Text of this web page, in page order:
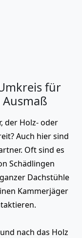
für
der Holz- oder
Auch hier sind
Oft sind es
Schädlingen
Dachstühle
Kammerjäger
nach das Holz